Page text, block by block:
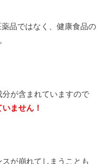
品ではなく、健康食品の
が含まれていますので
ません！
が崩れてしまうことも